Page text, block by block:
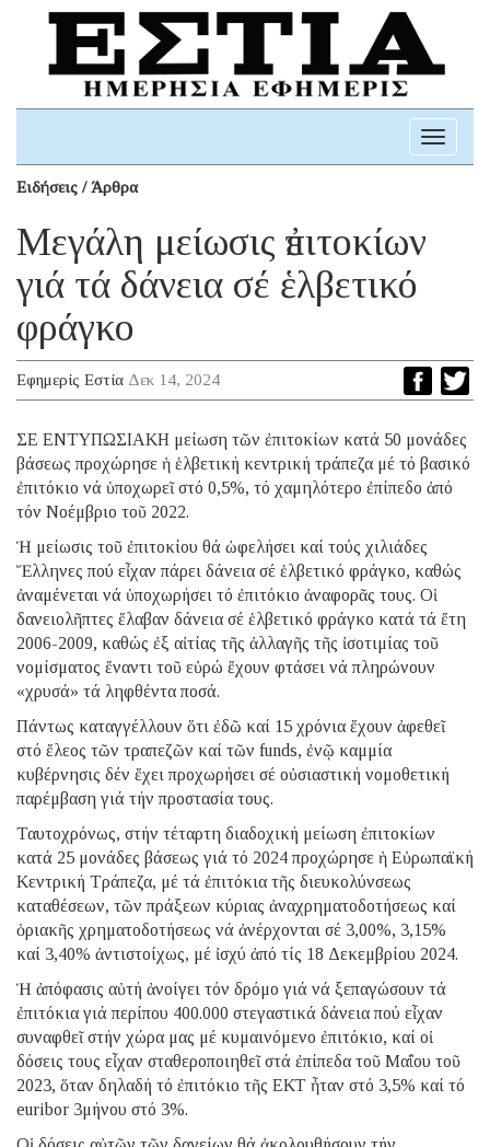
Toggle
Ειδήσεις / Άρθρα
Mεγάλη μείωσις ἐπιτοκίων
γιά τά δάνεια σέ ἑλβετικό
φράγκο
Εφημερίς Εστία Δεκ 14, 2024
ΣΕ ΕΝΤΥΠΩΣΙΑΚΗ μείωση τῶν ἐπιτοκίων κατά 50 μονάδες
βάσεως προχώρησε ἡ ἑλβετική κεντρική τράπεζα μέ τό βασικό
ἐπιτόκιο νά ὑποχωρεῖ στό 0,5%, τό χαμηλότερο ἐπίπεδο ἀπό
τόν Νοέμβριο τοῦ 2022.
Ἡ μείωσις τοῦ ἐπιτοκίου θά ὠφελήσει καί τούς χιλιάδες
Ἕλληνες πού εἶχαν πάρει δάνεια σέ ἑλβετικό φράγκο, καθώς
ἀναμένεται νά ὑποχωρήσει τό ἐπιτόκιο ἀναφορᾶς τους. Οἱ
δανειολῆπτες ἔλαβαν δάνεια σέ ἑλβετικό φράγκο κατά τά ἔτη
2006-2009, καθώς ἐξ αἰτίας τῆς ἀλλαγῆς τῆς ἰσοτιμίας τοῦ
νομίσματος ἔναντι τοῦ εὐρώ ἔχουν φτάσει νά πληρώνουν
«χρυσά» τά ληφθέντα ποσά.
Πάντως καταγγέλλουν ὅτι ἐδῶ καί 15 χρόνια ἔχουν ἀφεθεῖ
στό ἔλεος τῶν τραπεζῶν καί τῶν funds, ἐνῷ καμμία
κυβέρνησις δέν ἔχει προχωρήσει σέ οὐσιαστική νομοθετική
παρέμβαση γιά τήν προστασία τους.
Ταυτοχρόνως, στήν τέταρτη διαδοχική μείωση ἐπιτοκίων
κατά 25 μονάδες βάσεως γιά τό 2024 προχώρησε ἡ Εὐρωπαϊκή
Κεντρική Τράπεζα, μέ τά ἐπιτόκια τῆς διευκολύνσεως
καταθέσεων, τῶν πράξεων κύριας ἀναχρηματοδοτήσεως καί
ὁριακῆς χρηματοδοτήσεως νά ἀνέρχονται σέ 3,00%, 3,15%
καί 3,40% ἀντιστοίχως, μέ ἰσχύ ἀπό τίς 18 Δεκεμβρίου 2024.
Ἡ ἀπόφασις αὐτή ἀνοίγει τόν δρόμο γιά νά ξεπαγώσουν τά
ἐπιτόκια γιά περίπου 400.000 στεγαστικά δάνεια πού εἶχαν
συναφθεῖ στήν χώρα μας μέ κυμαινόμενο ἐπιτόκιο, καί οἱ
δόσεις τους εἶχαν σταθεροποιηθεῖ στά ἐπίπεδα τοῦ Μαΐου τοῦ
2023, ὅταν δηλαδή τό ἐπιτόκιο τῆς ΕΚΤ ἦταν στό 3,5% καί τό
euribor 3μήνου στό 3%.